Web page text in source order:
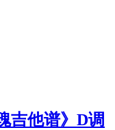
吉他谱》D调